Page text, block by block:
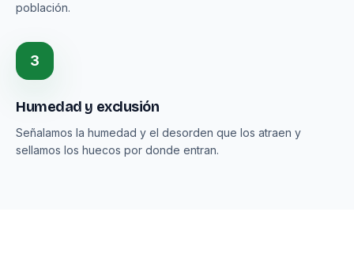
población.
3
Humedad y exclusión
Señalamos la humedad y el desorden que los atraen y
sellamos los huecos por donde entran.